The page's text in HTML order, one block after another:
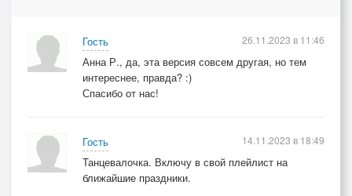
В фарватер никто не пустит,
Пытаясь залезть к нам в души.
Ушла в молоко торпеда,
Гость
Анна Р., да, эта версия совсем другая, но тем
интереснее, правда? :)
Спасибо от нас!
26.11.2023 в 11:46
Гость
Танцевалочка. Включу в свой плейлист на
ближайшие праздники.
14.11.2023 в 18:49